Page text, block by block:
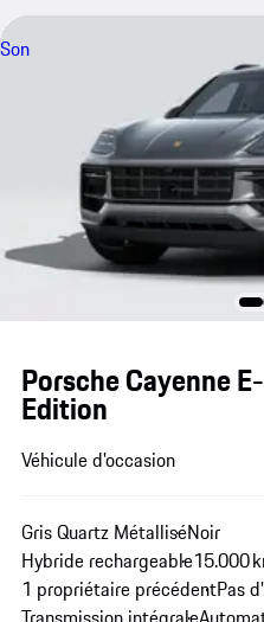
Son
Porsche Cayenne
Edition
Véhicule d'occasion
Gris Quartz MétalliséNoir
Hybride rechargeable15.000
1 propriétaire précédentPas